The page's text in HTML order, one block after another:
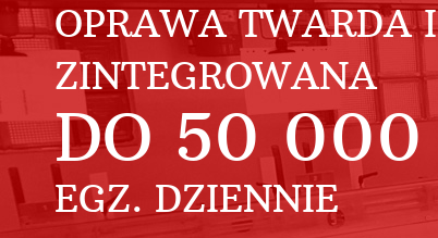
OPRAWA TWARDA I
ZINTEGROWANA
DO 50 000
EGZ. DZIENNIE